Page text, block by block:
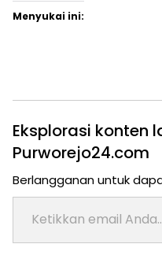
Menyukai ini:
Eksplorasi konten
Purworejo24.com
Berlangganan untuk
Ketikkan email Anda...